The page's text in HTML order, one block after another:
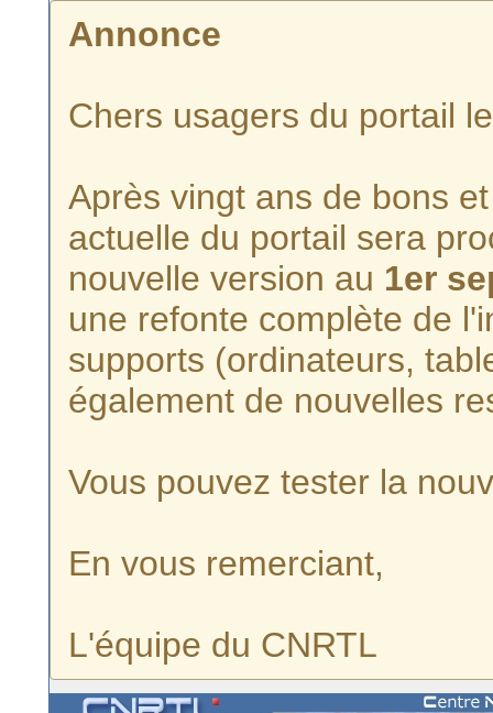
Annonce
Chers usagers du portail
Après vingt ans de bons
actuelle du portail sera
nouvelle version au 1er
une refonte complète de
supports (ordinateurs,
également de nouvelles
Vous pouvez tester la
En vous remerciant,
L'équipe du CNRTL